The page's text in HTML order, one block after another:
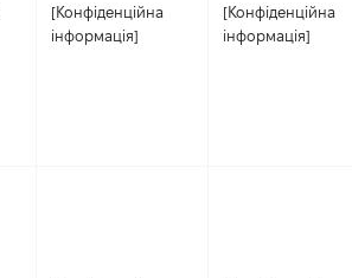
[Конфіденційна
інформація]
[Конфіденційна
інформація]